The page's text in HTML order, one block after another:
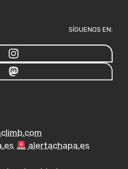
SÍGUENOS EN:
alertachapa.es